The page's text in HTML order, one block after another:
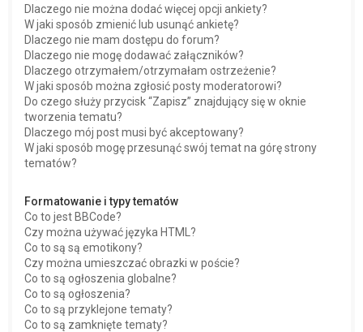
Dlaczego nie można dodać więcej opcji ankiety?
W jaki sposób zmienić lub usunąć ankietę?
Dlaczego nie mam dostępu do forum?
Dlaczego nie mogę dodawać załączników?
Dlaczego otrzymałem/otrzymałam ostrzeżenie?
W jaki sposób można zgłosić posty moderatorowi?
Do czego służy przycisk “Zapisz” znajdujący się w oknie
tworzenia tematu?
Dlaczego mój post musi być akceptowany?
W jaki sposób mogę przesunąć swój temat na górę strony
tematów?
Formatowanie i typy tematów
Co to jest BBCode?
Czy można używać języka HTML?
Co to są są emotikony?
Czy można umieszczać obrazki w poście?
Co to są ogłoszenia globalne?
Co to są ogłoszenia?
Co to są przyklejone tematy?
Co to są zamknięte tematy?